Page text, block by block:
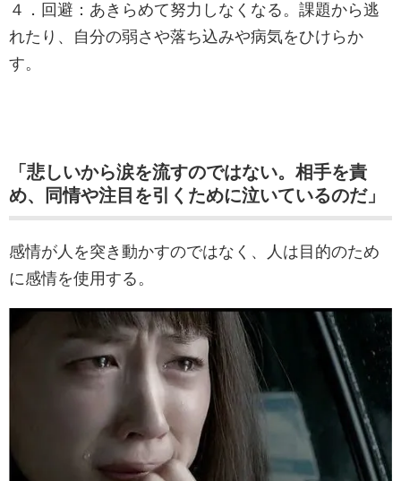
４．回避：あきらめて努力しなくなる。課題から逃
れたり、自分の弱さや落ち込みや病気をひけらか
す。
「悲しいから涙を流すのではない。相手を責
め、同情や注目を引くために泣いているのだ」
感情が人を突き動かすのではなく、人は目的のため
に感情を使用する。